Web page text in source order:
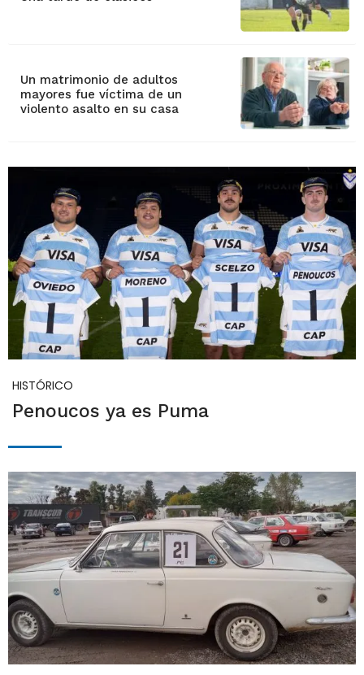
Un matrimonio de adultos
mayores fue víctima de un
violento asalto en su casa
HISTÓRICO
Penoucos ya es Puma